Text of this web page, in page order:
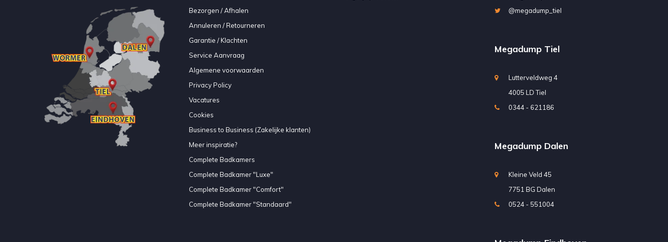
Bezorgen / Afhalen
Annuleren / Retourneren
Garantie / Klachten
Service Aanvraag
Algemene voorwaarden
Privacy Policy
Vacatures
Cookies
Business to Business (Zakelijke klanten)
Meer inspiratie?
Complete Badkamers
Complete Badkamer "Luxe"
Complete Badkamer "Comfort"
Complete Badkamer "Standaard"
@megadump_tiel
Megadump Tiel
Lutterveldweg 4
4005 LD Tiel
0344 - 621186
Megadump Dalen
Kleine Veld 45
7751 BG Dalen
0524 - 551004